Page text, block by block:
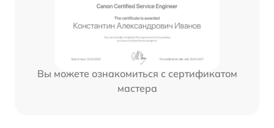
Вы можете ознакомиться с сертификатом
мастера